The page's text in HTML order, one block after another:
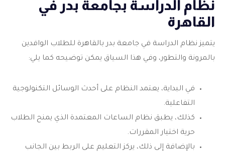
نظام الدراسة بجامعة بدر في
القاهرة
يتميز نظام الدراسة في جامعة بدر بالقاهرة للطلاب الوافدين
بالمرونة والتطور، وفي هذا السياق يمكن توضيحه كما يلي:
في البداية، يعتمد النظام على أحدث الوسائل التكنولوجية
التفاعلية.
كذلك، يطبق نظام الساعات المعتمدة الذي يمنح الطلاب
حرية اختيار المقررات.
بالإضافة إلى ذلك، يركز التعليم على الربط بين الجانب